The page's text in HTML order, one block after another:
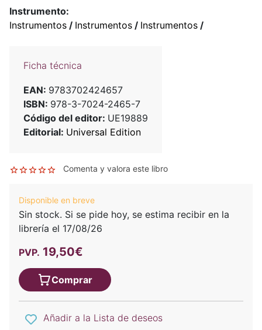
Instrumento:
Instrumentos / Instrumentos / Instrumentos /
Ficha técnica
EAN: 9783702424657
ISBN: 978-3-7024-2465-7
Código del editor: UE19889
Editorial: Universal Edition
Comenta y valora este libro
Disponible en breve
Sin stock. Si se pide hoy, se estima recibir en la
librería el 17/08/26
PVP. 19,50€
Comprar
Añadir a la Lista de deseos